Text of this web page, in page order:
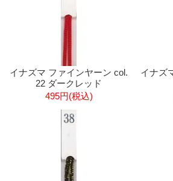
イナズマ ファインヤーン col.
22 ダークレッド
495円(税込)
イナズ